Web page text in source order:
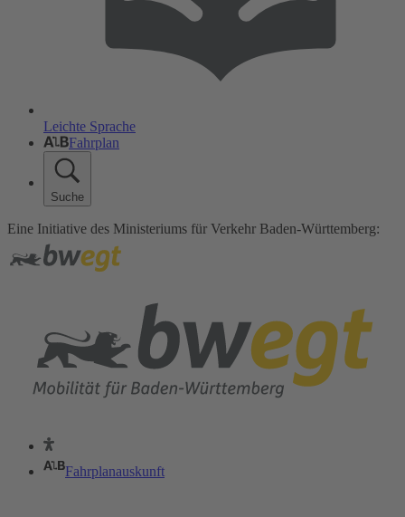
Leichte Sprache
Fahrplan
Suche
Eine Initiative des Ministeriums für Verkehr Baden-Württemberg:
Fahrplanauskunft